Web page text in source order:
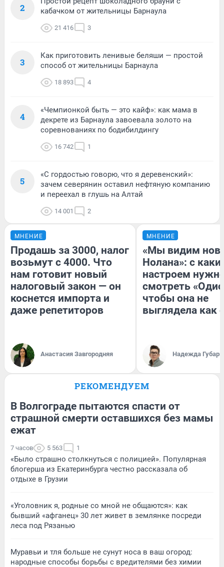
2
кабачком от жительницы Барнаула
21 416 3
3
Как приготовить ленивые беляши — простой
способ от жительницы Барнаула
18 893 4
4
«Чемпионкой быть — это кайф»: как мама в
декрете из Барнаула завоевала золото на
соревнованиях по бодибилдингу
16 742 1
5
«С гордостью говорю, что я деревенский»:
зачем северянин оставил нефтяную компанию
и переехал в глушь на Алтай
14 001 2
МНЕНИЕ
Продашь за 3000, налог
возьмут с 4000. Что
нам готовит новый
налоговый закон — он
коснется импорта и
даже репетиторов
Анастасия Завгородняя
МНЕНИЕ
«Мы видим
Нолана»: с
настроем
смотреть
чтобы она не
выглядела как
Надежда Губарь
РЕКОМЕНДУЕМ
В Волгограде пытаются спасти от
страшной смерти оставшихся без мамы
ежат
7 часов 5 563 1
«Было страшно столкнуться с полицией». Популярная
блогерша из Екатеринбурга честно рассказала об
отдыхе в Грузии
«Уголовник я, родные со мной не общаются»: как
бывший «афганец» 30 лет живет в землянке посреди
леса под Рязанью
Муравьи и тля больше не сунут носа в ваш огород:
народные способы борьбы с вредителями без химии